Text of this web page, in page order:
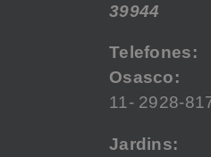
39944
Telefones:
Osasco:
11- 2928-
Jardins: